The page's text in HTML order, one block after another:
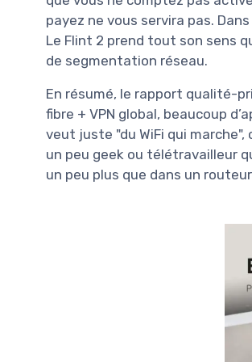
payez ne vous servira pas.
Le Flint 2 prend tout son sens
de segmentation réseau.
En résumé, le rapport qualité-
fibre + VPN global, beaucoup
veut juste "du WiFi qui
un peu geek ou télétravailleur
un peu plus que dans un